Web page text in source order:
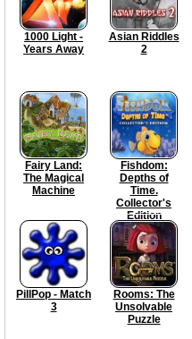
1000 Light -
Years Away
Asian Riddles
2
Fairy Land:
The Magical
Machine
Fishdom:
Depths of
Time.
Collector's
Edition
PillPop - Match
3
Rooms: The
Unsolvable
Puzzle